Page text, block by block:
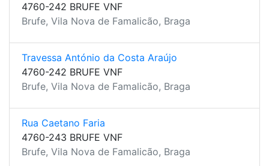
4760-242 BRUFE VNF
Brufe, Vila Nova de Famalicão, Braga
Travessa António da Costa Araújo
4760-242 BRUFE VNF
Brufe, Vila Nova de Famalicão, Braga
Rua Caetano Faria
4760-243 BRUFE VNF
Brufe, Vila Nova de Famalicão, Braga